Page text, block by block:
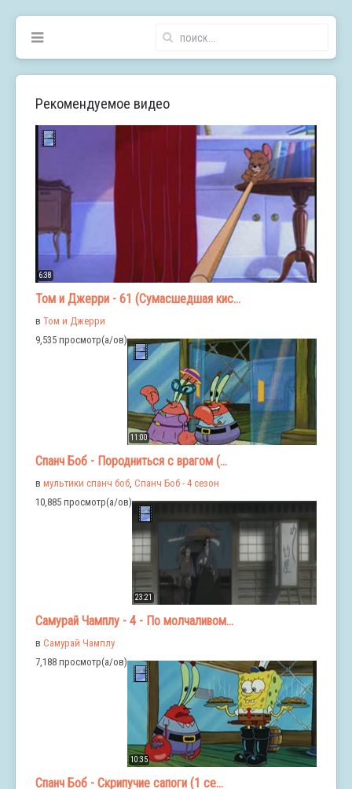
Рекомендуемое видео
6:38
Том и Джерри - 61 (Сумасшедшая кис...
в Том и Джерри
9,535 просмотр(а/ов)
11:00
Спанч Боб - Породниться с врагом (...
в мультики спанч боб, Спанч Боб - 4 сезон
10,885 просмотр(а/ов)
23:21
Самурай Чамплу - 4 - По молчаливом...
в Самурай Чамплу
7,188 просмотр(а/ов)
10:35
Спанч Боб - Скрипучие сапоги (1 се...